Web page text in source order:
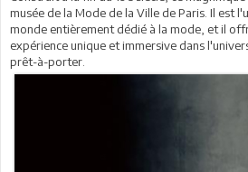
musée de la Mode de la Ville de Paris. Il est
monde entièrement dédié à la mode, et il
expérience unique et immersive dans
prêt-à-porter.